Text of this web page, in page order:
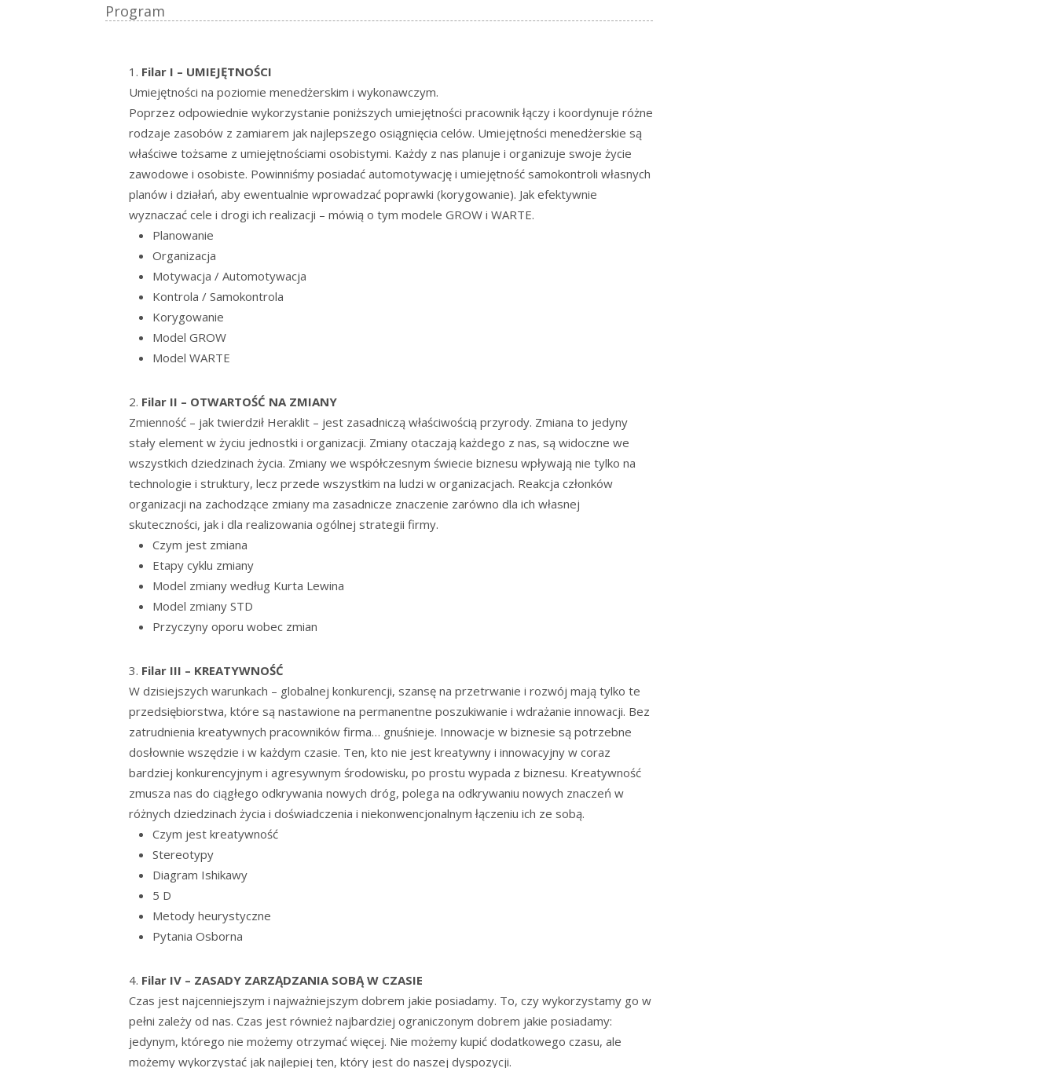
Program
Filar I – UMIEJĘTNOŚCI
Umiejętności na poziomie menedżerskim i wykonawczym.
Poprzez odpowiednie wykorzystanie poniższych umiejętności pracownik łączy i koordynuje różne
rodzaje zasobów z zamiarem jak najlepszego osiągnięcia celów. Umiejętności menedżerskie są
właściwe tożsame z umiejętnościami osobistymi. Każdy z nas planuje i organizuje swoje życie
zawodowe i osobiste. Powinniśmy posiadać automotywację i umiejętność samokontroli własnych
planów i działań, aby ewentualnie wprowadzać poprawki (korygowanie). Jak efektywnie
wyznaczać cele i drogi ich realizacji – mówią o tym modele GROW i WARTE.
Planowanie
Organizacja
Motywacja / Automotywacja
Kontrola / Samokontrola
Korygowanie
Model GROW
Model WARTE
Filar II – OTWARTOŚĆ NA ZMIANY
Zmienność – jak twierdził Heraklit – jest zasadniczą właściwością przyrody. Zmiana to jedyny
stały element w życiu jednostki i organizacji. Zmiany otaczają każdego z nas, są widoczne we
wszystkich dziedzinach życia. Zmiany we współczesnym świecie biznesu wpływają nie tylko na
technologie i struktury, lecz przede wszystkim na ludzi w organizacjach. Reakcja członków
organizacji na zachodzące zmiany ma zasadnicze znaczenie zarówno dla ich własnej
skuteczności, jak i dla realizowania ogólnej strategii firmy.
Czym jest zmiana
Etapy cyklu zmiany
Model zmiany według Kurta Lewina
Model zmiany STD
Przyczyny oporu wobec zmian
Filar III – KREATYWNOŚĆ
W dzisiejszych warunkach – globalnej konkurencji, szansę na przetrwanie i rozwój mają tylko te
przedsiębiorstwa, które są nastawione na permanentne poszukiwanie i wdrażanie innowacji. Bez
zatrudnienia kreatywnych pracowników firma… gnuśnieje. Innowacje w biznesie są potrzebne
dosłownie wszędzie i w każdym czasie. Ten, kto nie jest kreatywny i innowacyjny w coraz
bardziej konkurencyjnym i agresywnym środowisku, po prostu wypada z biznesu. Kreatywność
zmusza nas do ciągłego odkrywania nowych dróg, polega na odkrywaniu nowych znaczeń w
różnych dziedzinach życia i doświadczenia i niekonwencjonalnym łączeniu ich ze sobą.
Czym jest kreatywność
Stereotypy
Diagram Ishikawy
5 D
Metody heurystyczne
Pytania Osborna
Filar IV – ZASADY ZARZĄDZANIA SOBĄ W CZASIE
Czas jest najcenniejszym i najważniejszym dobrem jakie posiadamy. To, czy wykorzystamy go w
pełni zależy od nas. Czas jest również najbardziej ograniczonym dobrem jakie posiadamy:
jedynym, którego nie możemy otrzymać więcej. Nie możemy kupić dodatkowego czasu, ale
możemy wykorzystać jak najlepiej ten, który jest do naszej dyspozycji.